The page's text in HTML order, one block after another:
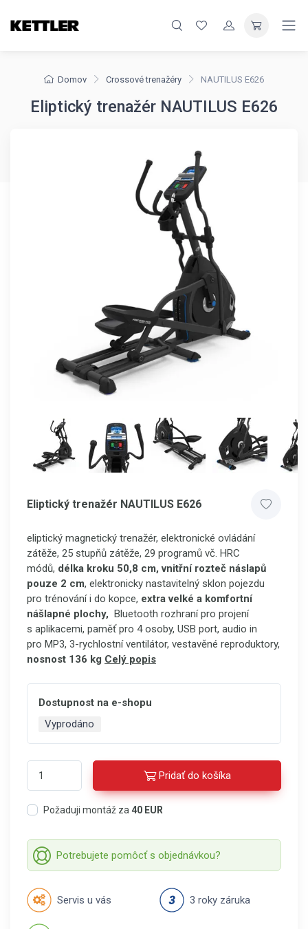
Domov Crossové trenažéry NAUTILUS E626
Eliptický trenažér NAUTILUS E626
Eliptický trenažér NAUTILUS E626
eliptický magnetický trenažér, elektronické ovládání
zátěže, 25 stupňů zátěže, 29 programů vč. HRC
módů, délka kroku 50,8 cm, vnitřní rozteč náslapů
pouze 2 cm, elektronicky nastavitelný sklon pojezdu
pro trénování i do kopce, extra velké a komfortní
nášlapné plochy, Bluetooth rozhraní pro projení
s aplikacemi, paměť pro 4 osoby, USB port, audio in
pro MP3, 3-rychlostní ventilátor, vestavěné reproduktory,
nosnost 136 kg Celý popis
Dostupnost na e-shopu
Vyprodáno
Pridať do košíka
Požaduji montáž za 40 EUR
Potrebujete pomôcť s objednávkou?
Servis u vás 3 roky záruka